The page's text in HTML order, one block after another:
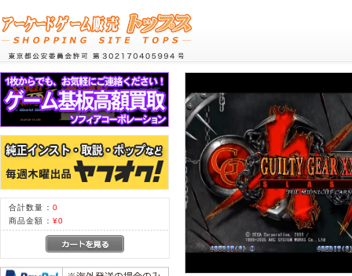
合計数量： 0
商品金額： ¥0